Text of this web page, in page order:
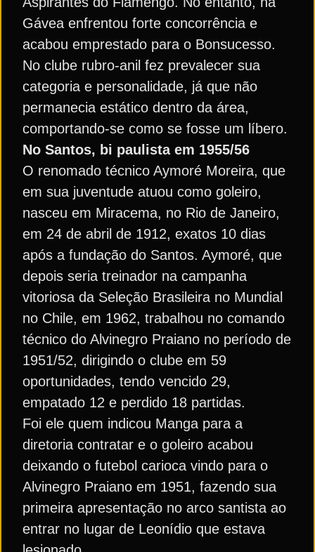
Gávea enfrentou forte concorrência e
acabou emprestado para o Bonsucesso.
No clube rubro-anil fez prevalecer sua
categoria e personalidade, já que não
permanecia estático dentro da área,
comportando-se como se fosse um líbero.
No Santos, bi paulista em 1955/56
O renomado técnico Aymoré Moreira, que
em sua juventude atuou como goleiro,
nasceu em Miracema, no Rio de Janeiro,
em 24 de abril de 1912, exatos 10 dias
após a fundação do Santos. Aymoré, que
depois seria treinador na campanha
vitoriosa da Seleção Brasileira no Mundial
no Chile, em 1962, trabalhou no comando
técnico do Alvinegro Praiano no período de
1951/52, dirigindo o clube em 59
oportunidades, tendo vencido 29,
empatado 12 e perdido 18 partidas.
Foi ele quem indicou Manga para a
diretoria contratar e o goleiro acabou
deixando o futebol carioca vindo para o
Alvinegro Praiano em 1951, fazendo sua
primeira apresentação no arco santista ao
entrar no lugar de Leonídio que estava